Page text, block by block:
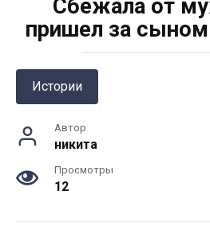
Сбежала от
пришел за сыном
Истории
Автор
никита
Просмотры
12